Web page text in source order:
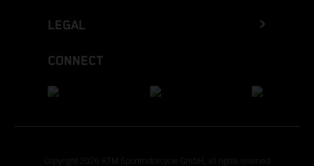
LEGAL
CONNECT
Copyright 2026 KTM Sportmotorcycle GmbH, all rights reserved